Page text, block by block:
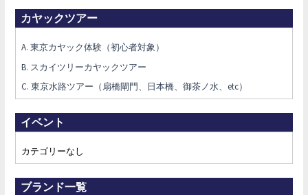
カヤックツアー
A. 東京カヤック体験（初心者対象）
B. スカイツリーカヤックツアー
C. 東京水路ツアー（扇橋閘門、日本橋、御茶ノ水、etc）
イベント
カテゴリーなし
ブランド一覧